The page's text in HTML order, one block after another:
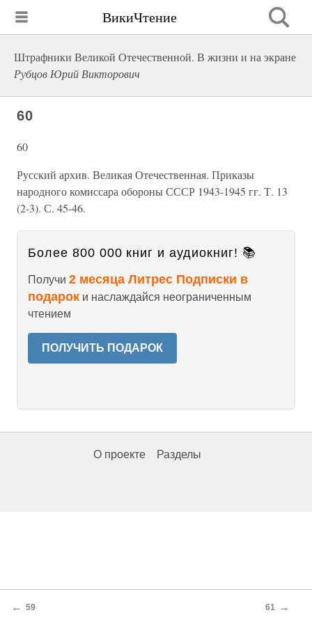
ВикиЧтение
Штрафники Великой Отечественной. В жизни и на экране
Рубцов Юрий Викторович
60
60
Русский архив. Великая Отечественная. Приказы
народного комиссара обороны СССР 1943-1945 гг. Т. 13
(2-3). С. 45-46.
Более 800 000 книг и аудиокниг! 📚
Получи 2 месяца Литрес Подписки в
подарок и наслаждайся неограниченным
чтением
ПОЛУЧИТЬ ПОДАРОК
О проекте Разделы
← 59 61 →